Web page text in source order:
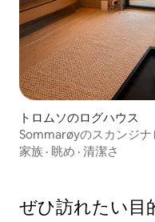
トロムソのログハウス
Sommarøyのスカンジ
家族 · 眺め · 清潔さ
ぜひ訪⁠れ⁠た⁠い目⁠